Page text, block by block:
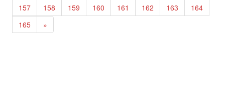
157
158 159 160 161 162 163
164
165
»